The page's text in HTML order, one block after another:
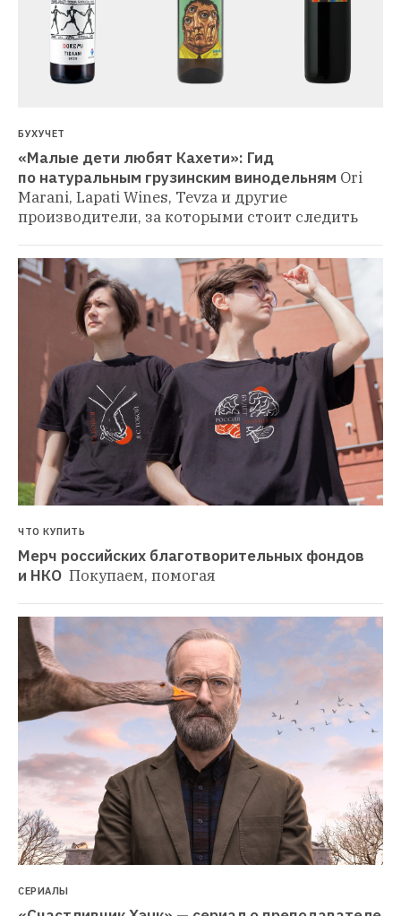
БУХУЧЕТ
«Малые дети любят Кахети»: Гид
по натуральным грузинским винодельням Ori
Marani, Lapati Wines, Tevza и другие
производители, за которыми стоит следить
ЧТО КУПИТЬ
Мерч российских благотворительных фондов
и НКО Покупаем, помогая
СЕРИАЛЫ